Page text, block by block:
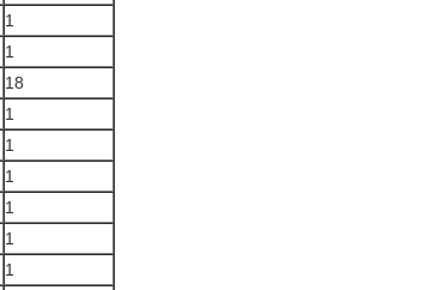
1
1
18
1
1
1
1
1
1